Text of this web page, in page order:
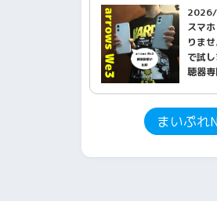
スマ
りま
で試
聴器
まいぷれ